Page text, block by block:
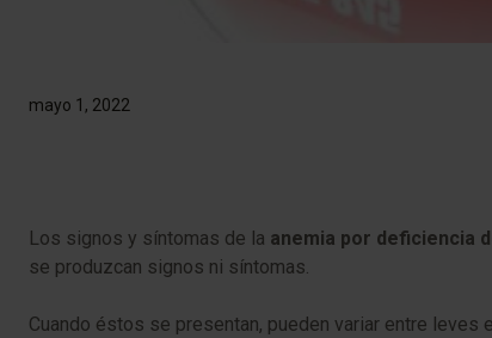
mayo 1, 2022
Los signos y síntomas de la anemia por deficiencia
se produzcan signos ni síntomas.
Cuando éstos se presentan, pueden variar entre